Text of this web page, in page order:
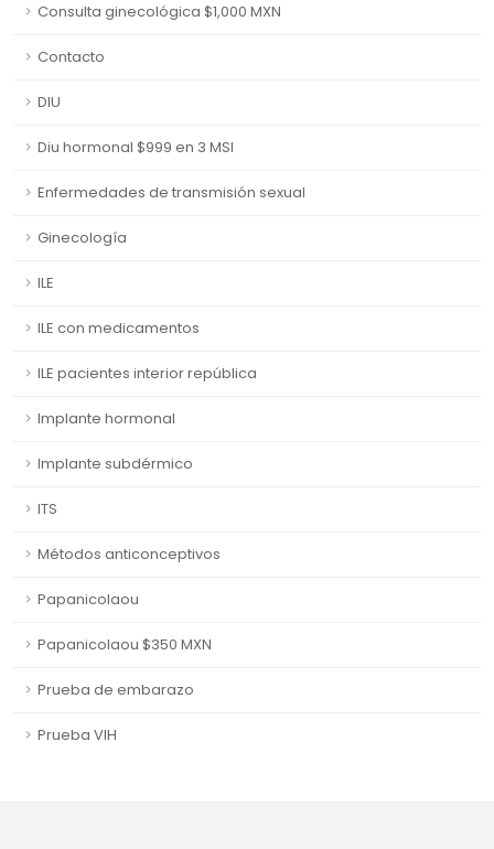
Consulta ginecológica $1,000 MXN
Contacto
DIU
Diu hormonal $999 en 3 MSI
Enfermedades de transmisión sexual
Ginecología
ILE
ILE con medicamentos
ILE pacientes interior república
Implante hormonal
Implante subdérmico
ITS
Métodos anticonceptivos
Papanicolaou
Papanicolaou $350 MXN
Prueba de embarazo
Prueba VIH